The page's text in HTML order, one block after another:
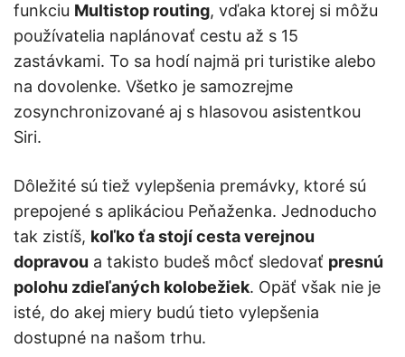
funkciu Multistop routing, vďaka ktorej si môžu
používatelia naplánovať cestu až s 15
zastávkami. To sa hodí najmä pri turistike alebo
na dovolenke. Všetko je samozrejme
zosynchronizované aj s hlasovou asistentkou
Siri.
Dôležité sú tiež vylepšenia premávky, ktoré sú
prepojené s aplikáciou Peňaženka. Jednoducho
tak zistíš, koľko ťa stojí cesta verejnou
dopravou a takisto budeš môcť sledovať presnú
polohu zdieľaných kolobežiek. Opäť však nie je
isté, do akej miery budú tieto vylepšenia
dostupné na našom trhu.